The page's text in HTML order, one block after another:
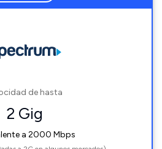
de hasta
2 Gig
a 2000 Mbps